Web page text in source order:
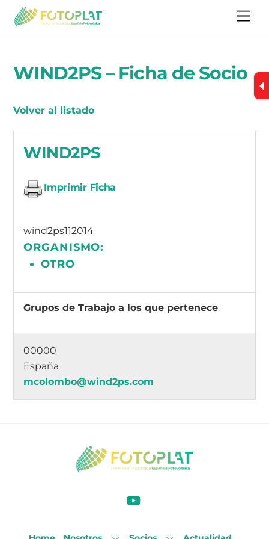
Skip
WIND2PS – Ficha de Socio
Volver al listado
WIND2PS
Imprimir Ficha
wind2ps112014
ORGANISMO:
OTRO
Grupos de Trabajo a los que pertenece
00000
España
mcolombo@wind2ps.com